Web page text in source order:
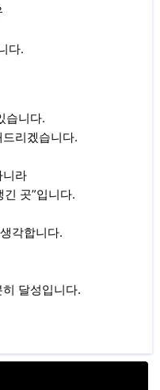
다.
습니다.
리겠습니다.
니라
곳”입니다.
각합니다.
달성입니다.